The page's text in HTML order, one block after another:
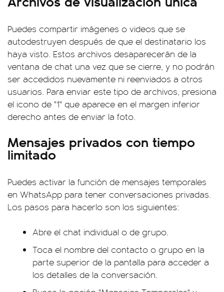
Puedes compartir imágenes o videos que se
autodestruyen después de que el destinatario los
haya visto. Estos archivos desaparecerán de la
ventana de chat una vez que se cierre, y no podrán
ser accedidos nuevamente ni reenviados a otros
usuarios. Para enviar este tipo de archivos, presiona
el icono de "1" que aparece en el margen inferior
derecho antes de enviar la foto.
Mensajes privados con tiempo
limitado
Puedes activar la función de mensajes temporales
en WhatsApp para tener conversaciones privadas.
Los pasos para hacerlo son los siguientes:
Abre el chat individual o de grupo.
Toca el nombre del contacto o grupo en la
parte superior de la pantalla para acceder a
los detalles de la conversación.